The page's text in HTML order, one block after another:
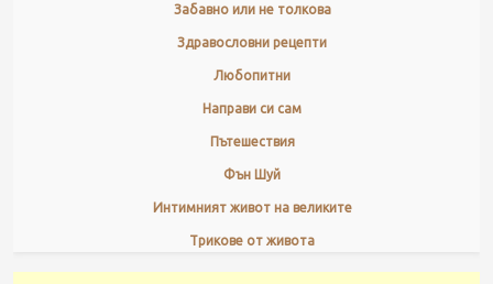
Забавно или не толкова
Здравословни рецепти
Любопитни
Направи си сам
Пътешествия
Фън Шуй
Интимният живот на великите
Трикове от живота